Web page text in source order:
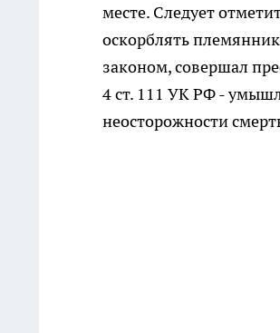
месте. Следует
оскорблять
законом, совершал
4 ст. 111 УК РФ -
неосторожности